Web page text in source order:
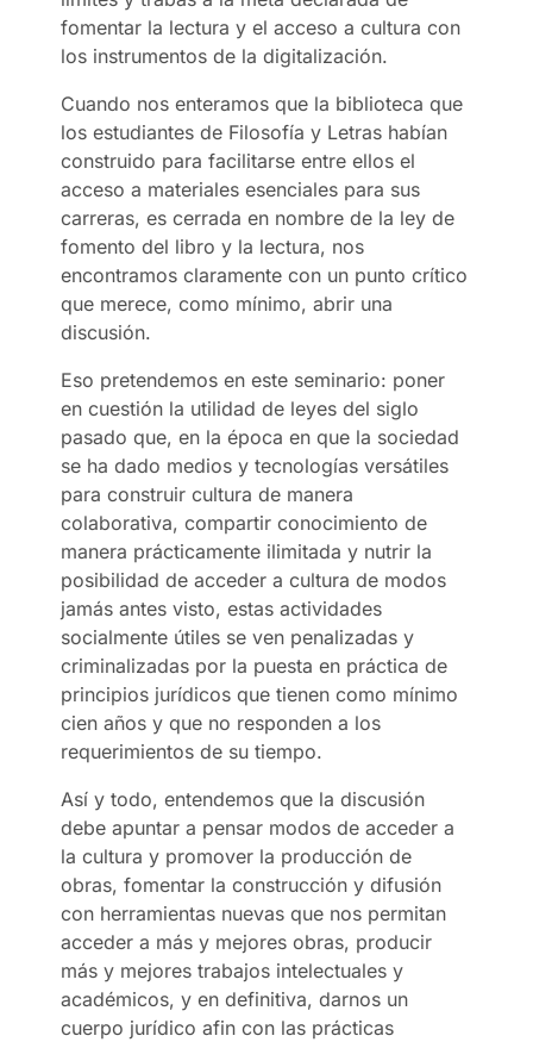
fomentar la lectura y el acceso a cultura con
los instrumentos de la digitalización.
Cuando nos enteramos que la biblioteca que
los estudiantes de Filosofía y Letras habían
construido para facilitarse entre ellos el
acceso a materiales esenciales para sus
carreras, es cerrada en nombre de la ley de
fomento del libro y la lectura, nos
encontramos claramente con un punto crítico
que merece, como mínimo, abrir una
discusión.
Eso pretendemos en este seminario: poner
en cuestión la utilidad de leyes del siglo
pasado que, en la época en que la sociedad
se ha dado medios y tecnologías versátiles
para construir cultura de manera
colaborativa, compartir conocimiento de
manera prácticamente ilimitada y nutrir la
posibilidad de acceder a cultura de modos
jamás antes visto, estas actividades
socialmente útiles se ven penalizadas y
criminalizadas por la puesta en práctica de
principios jurídicos que tienen como mínimo
cien años y que no responden a los
requerimientos de su tiempo.
Así y todo, entendemos que la discusión
debe apuntar a pensar modos de acceder a
la cultura y promover la producción de
obras, fomentar la construcción y difusión
con herramientas nuevas que nos permitan
acceder a más y mejores obras, producir
más y mejores trabajos intelectuales y
académicos, y en definitiva, darnos un
cuerpo jurídico afin con las prácticas